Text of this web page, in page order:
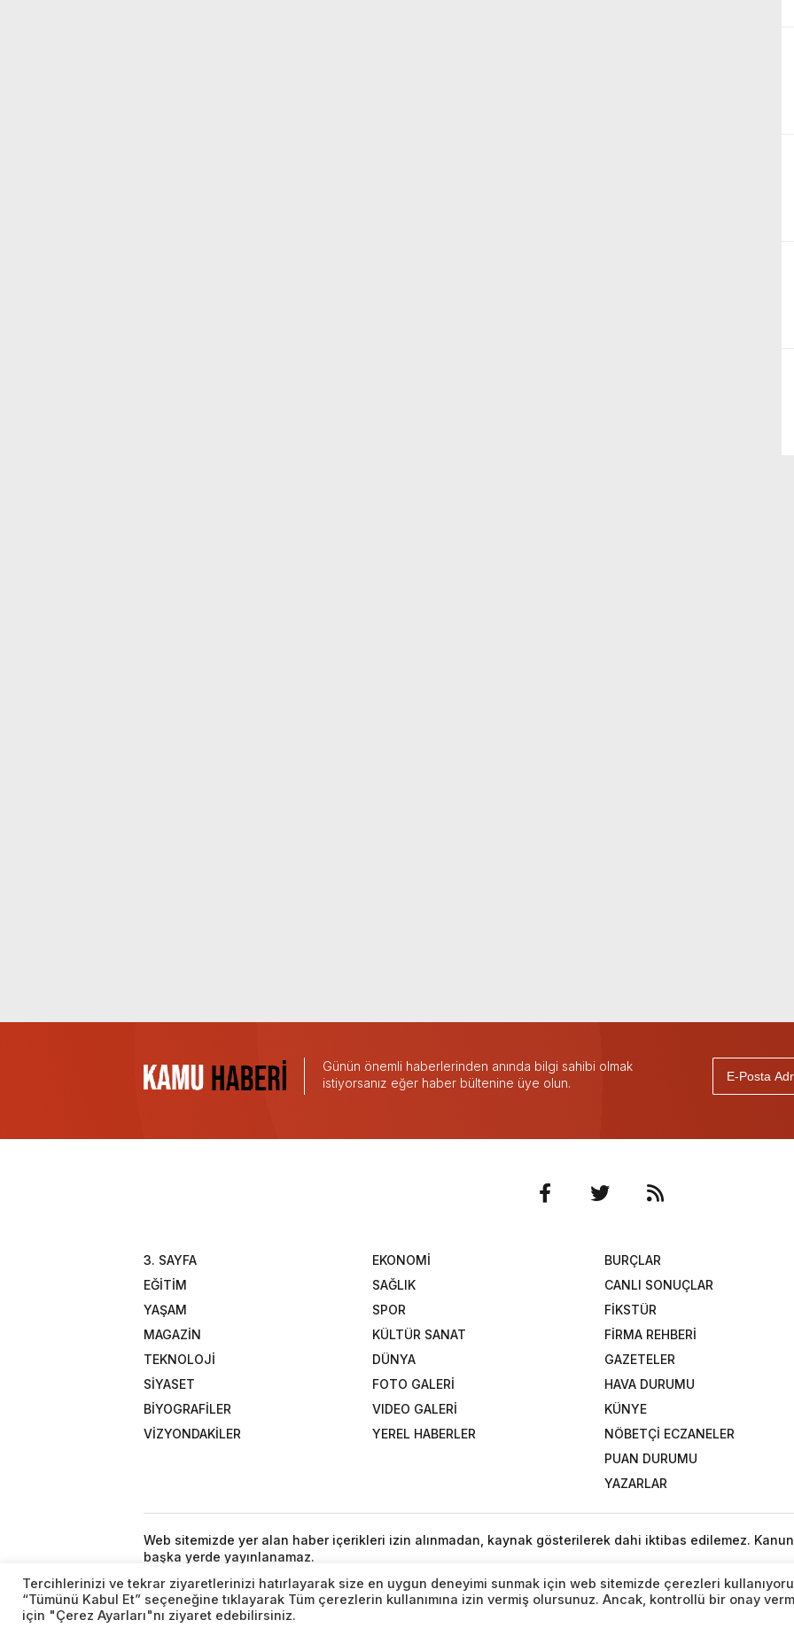
Günün önemli haberlerinden anında bilgi sahibi olmak
istiyorsanız eğer haber bültenine üye olun.
3. SAYFA
EKONOMİ
EĞİTİM
SAĞLIK
YAŞAM
SPOR
MAGAZİN
KÜLTÜR SANAT
TEKNOLOJİ
DÜNYA
SİYASET
FOTO GALERİ
BİYOGRAFİLER
VIDEO GALERİ
VİZYONDAKİLER
YEREL HABERLER
BURÇLAR
CANLI SONUÇLAR
FİKSTÜR
FİRMA REHBERİ
GAZETELER
HAVA DURUMU
KÜNYE
NÖBETÇİ ECZANELER
PUAN DURUMU
YAZARLAR
Web sitemizde yer alan haber içerikleri izin alınmadan, kaynak gösterilerek dahi iktibas edilemez.
başka yerde yayınlanamaz.
Tercihlerinizi ve tekrar ziyaretlerinizi hatırlayarak size en uygun deneyimi sunmak için web sitemizde çerezleri
“Tümünü Kabul Et” seçeneğine tıklayarak Tüm çerezlerin kullanımına izin vermiş olursunuz. Ancak, kontrollü bir onay
için "Çerez Ayarları"nı ziyaret edebilirsiniz.